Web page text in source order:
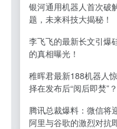
银河通用机器人首次破
题，未来科技大揭秘！
李飞飞的最新长文引爆
的真相曝光！
稚晖君最新188机器人
择在发布后“阅后即焚”？
腾讯总裁爆料：微信将
阿里与谷歌的激烈对抗